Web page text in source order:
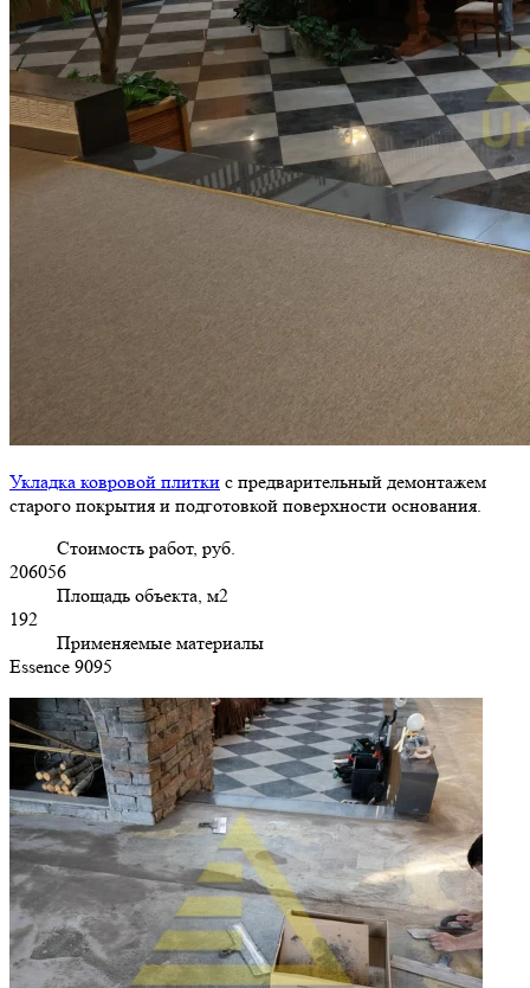
Укладка ковровой плитки с предварительный демонтажем
старого покрытия и подготовкой поверхности основания.
Стоимость работ, руб.
206056
Площадь объекта, м2
192
Применяемые материалы
Essence 9095